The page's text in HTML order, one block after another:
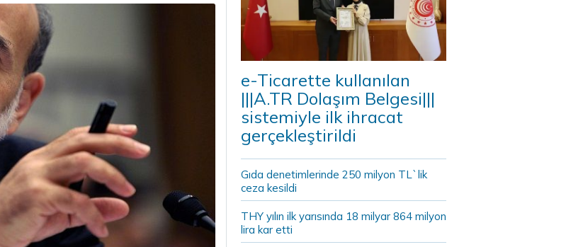
e-Ticarette kullanılan
|||A.TR Dolaşım Belgesi|||
sistemiyle ilk ihracat
gerçekleştirildi
Gıda denetimlerinde 250 milyon TL`lik
ceza kesildi
THY yılın ilk yarısında 18 milyar 864 milyon
lira kar etti